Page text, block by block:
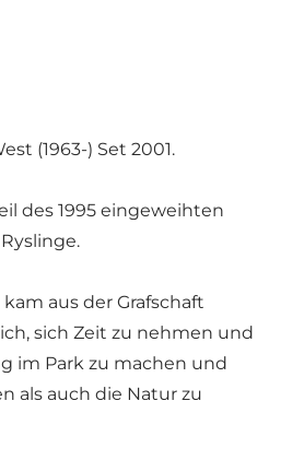
(1963-) Set 2001.
des 1995 eingeweihten
aus der Grafschaft
sich Zeit zu nehmen und
im Park zu machen und
als auch die Natur zu